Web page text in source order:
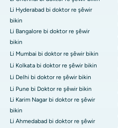
Li Hyderabad bi doktor re şêwir
bikin
Li Bangalore bi doktor re şêwir
bikin
Li Mumbai bi doktor re şêwir bikin
Li Kolkata bi doktor re şêwir bikin
Li Delhi bi doktor re şêwir bikin
Li Pune bi Doktor re şêwir bikin
Li Karim Nagar bi doktor re şêwir
bikin
Li Ahmedabad bi doktor re şêwir